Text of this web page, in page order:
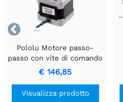

Pololu Motore passo-
passo con vite di comando
da 18 cm: bipolare, 200
passi/giro, 42×38 mm, 2,8
V, 1,7 A/fase
€ 146,85
Visualizza prodotto